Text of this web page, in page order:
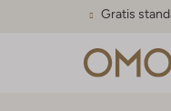
Gratis